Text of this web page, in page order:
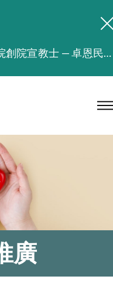
緬懷播道醫院創院宣教士 — 卓恩民醫生香港追思會
本院在暴雨或颱風警告信號 (包括黑色暴雨及8號或以上熱帶氣旋警告信號) 下，仍會維持有限度服務。如有查詢，可致電2711 5222。
播道醫院手機App已推出查閱病歷記錄及求診資料功能，請即下載
廣